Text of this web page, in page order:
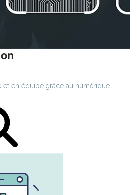
et en équipe grâce au numérique.